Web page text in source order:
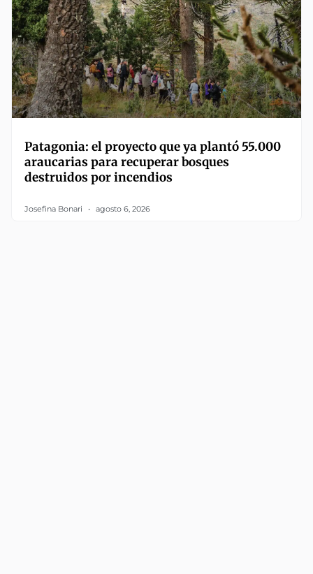
Patagonia: el proyecto que ya plantó 55.000
araucarias para recuperar bosques
destruidos por incendios
Josefina Bonari agosto 6, 2026